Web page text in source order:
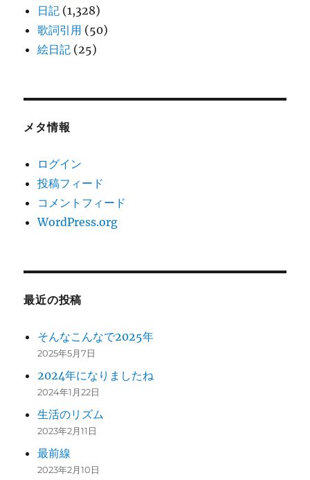
日記 (1,328)
歌詞引用 (50)
絵日記 (25)
メタ情報
ログイン
投稿フィード
コメントフィード
WordPress.org
最近の投稿
そんなこんなで2025年
2025年5月7日
2024年になりましたね
2024年1月22日
生活のリズム
2023年2月11日
最前線
2023年2月10日